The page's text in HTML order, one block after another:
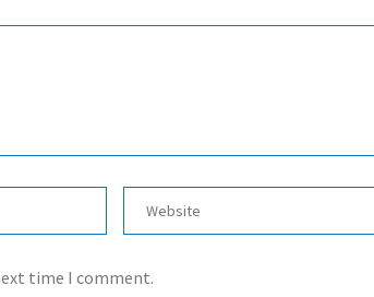
time I comment.